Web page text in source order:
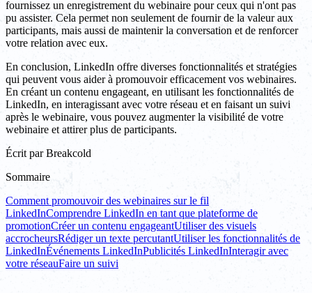
fournissez un enregistrement du webinaire pour ceux qui n'ont pas
pu assister. Cela permet non seulement de fournir de la valeur aux
participants, mais aussi de maintenir la conversation et de renforcer
votre relation avec eux.
En conclusion, LinkedIn offre diverses fonctionnalités et stratégies
qui peuvent vous aider à promouvoir efficacement vos webinaires.
En créant un contenu engageant, en utilisant les fonctionnalités de
LinkedIn, en interagissant avec votre réseau et en faisant un suivi
après le webinaire, vous pouvez augmenter la visibilité de votre
webinaire et attirer plus de participants.
Écrit par Breakcold
Sommaire
Comment promouvoir des webinaires sur le fil
LinkedInComprendre LinkedIn en tant que plateforme de
promotionCréer un contenu engageantUtiliser des visuels
accrocheursRédiger un texte percutantUtiliser les fonctionnalités de
LinkedInÉvénements LinkedInPublicités LinkedInInteragir avec
votre réseauFaire un suivi